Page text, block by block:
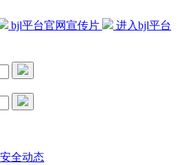
bjl平台官网宣传片
进入bjl平台
全动态